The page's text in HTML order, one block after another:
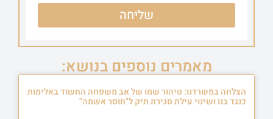
שליחה
מאמרים נוספים בנושא:
הצלחה במשרדנו: טיהור שמו של אב משפחה החשוד באלימות
כנגד בנו ושינוי עילת סגירת תיק ל"חוסר אשמה"